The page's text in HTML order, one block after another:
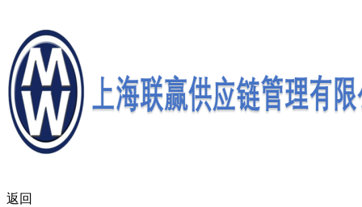
返回